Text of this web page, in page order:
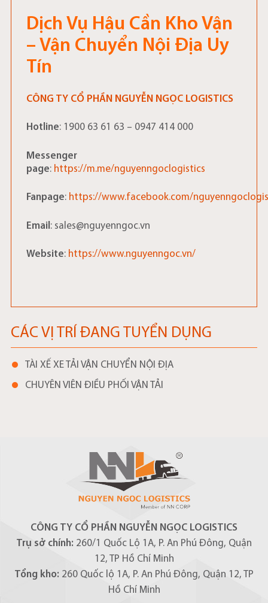
Dịch Vụ Hậu Cần Kho Vận
– Vận Chuyển Nội Địa Uy
Tín
CÔNG TY CỔ PHẦN NGUYỄN NGỌC LOGISTICS
Hotline: 1900 63 61 63 – 0947 414 000
Messenger
page: https://m.me/nguyenngoclogistics
Fanpage: https://www.facebook.com/
Email : sales@nguyenngoc.vn
Website: https://www.nguyenngoc.vn/
CÁC VỊ TRÍ ĐANG TUYỂN DỤNG
TÀI XẾ XE TẢI VẬN CHUYỂN NỘI ĐỊA
CHUYÊN VIÊN ĐIỀU PHỐI VẬN TẢI
CÔNG TY CỔ PHẦN NGUYỄN NGỌC LOGISTICS
Trụ sở chính: 260/1 Quốc Lộ 1A, P. An Phú Đông, Quận
12, TP Hồ Chí Minh
Tổng kho: 260 Quốc lộ 1A, P. An Phú Đông, Quận 12, TP
Hồ Chí Minh